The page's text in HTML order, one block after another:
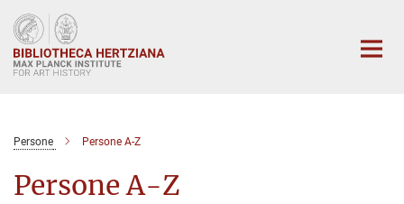
Main-
Content
Persone Persone A-Z
Persone A-Z